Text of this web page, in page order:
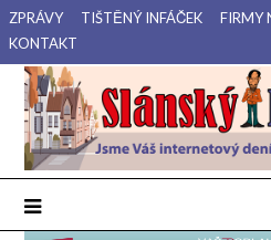
Přejdi
na
obsah
ZPRÁVY TIŠTĚNÝ INFÁČEK FIRMY
KONTAKT
Slánský
Váš internetový deník a tištěný
a